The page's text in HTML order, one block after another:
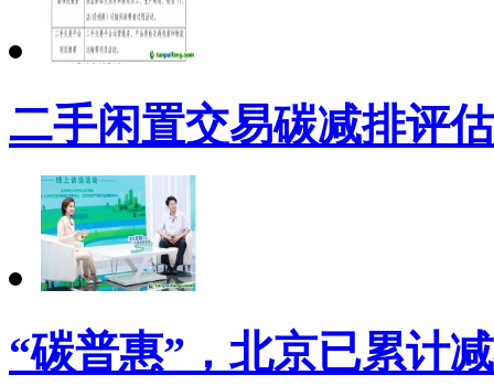
二手闲置交易碳减排评
“碳普惠”，北京已累计